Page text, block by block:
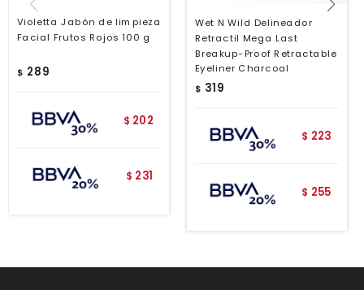
Violetta Jabón de limpieza
Facial Frutos Rojos 100 g
$ 289
$ 202
$ 231
Wet N Wild Delineador
Retractil Mega Last
Breakup-Proof Retractable
Eyeliner Charcoal
$ 319
$ 223
$ 255